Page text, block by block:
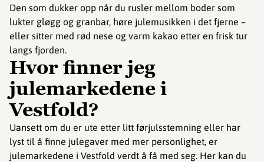
Den som dukker opp når du rusler mellom boder som
lukter gløgg og granbar, høre julemusikken i det fjerne –
eller sitter med rød nese og varm kakao etter en frisk tur
langs fjorden.
Hvor finner jeg
julemarkedene i
Vestfold?
Uansett om du er ute etter litt førjulsstemning eller har
lyst til å finne julegaver med mer personlighet, er
julemarkedene i Vestfold verdt å få med seg. Her kan du